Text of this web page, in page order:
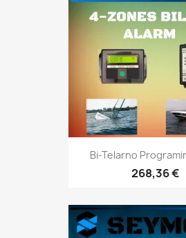
Bi-Telarno
268,36 €